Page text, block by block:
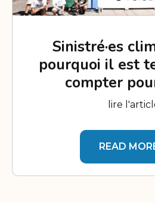
Sinistré·es
pourquoi il est
compter
lire
READ